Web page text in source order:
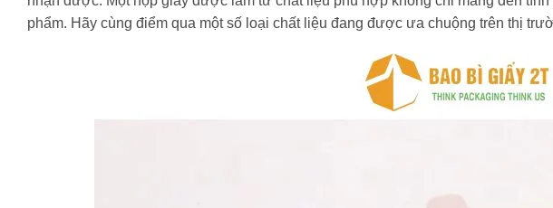
phẩm. Hãy cùng điểm qua một số loại chất liệu đang được ưa chuộng trên thị